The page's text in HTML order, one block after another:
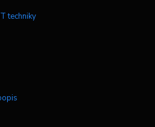
techniky